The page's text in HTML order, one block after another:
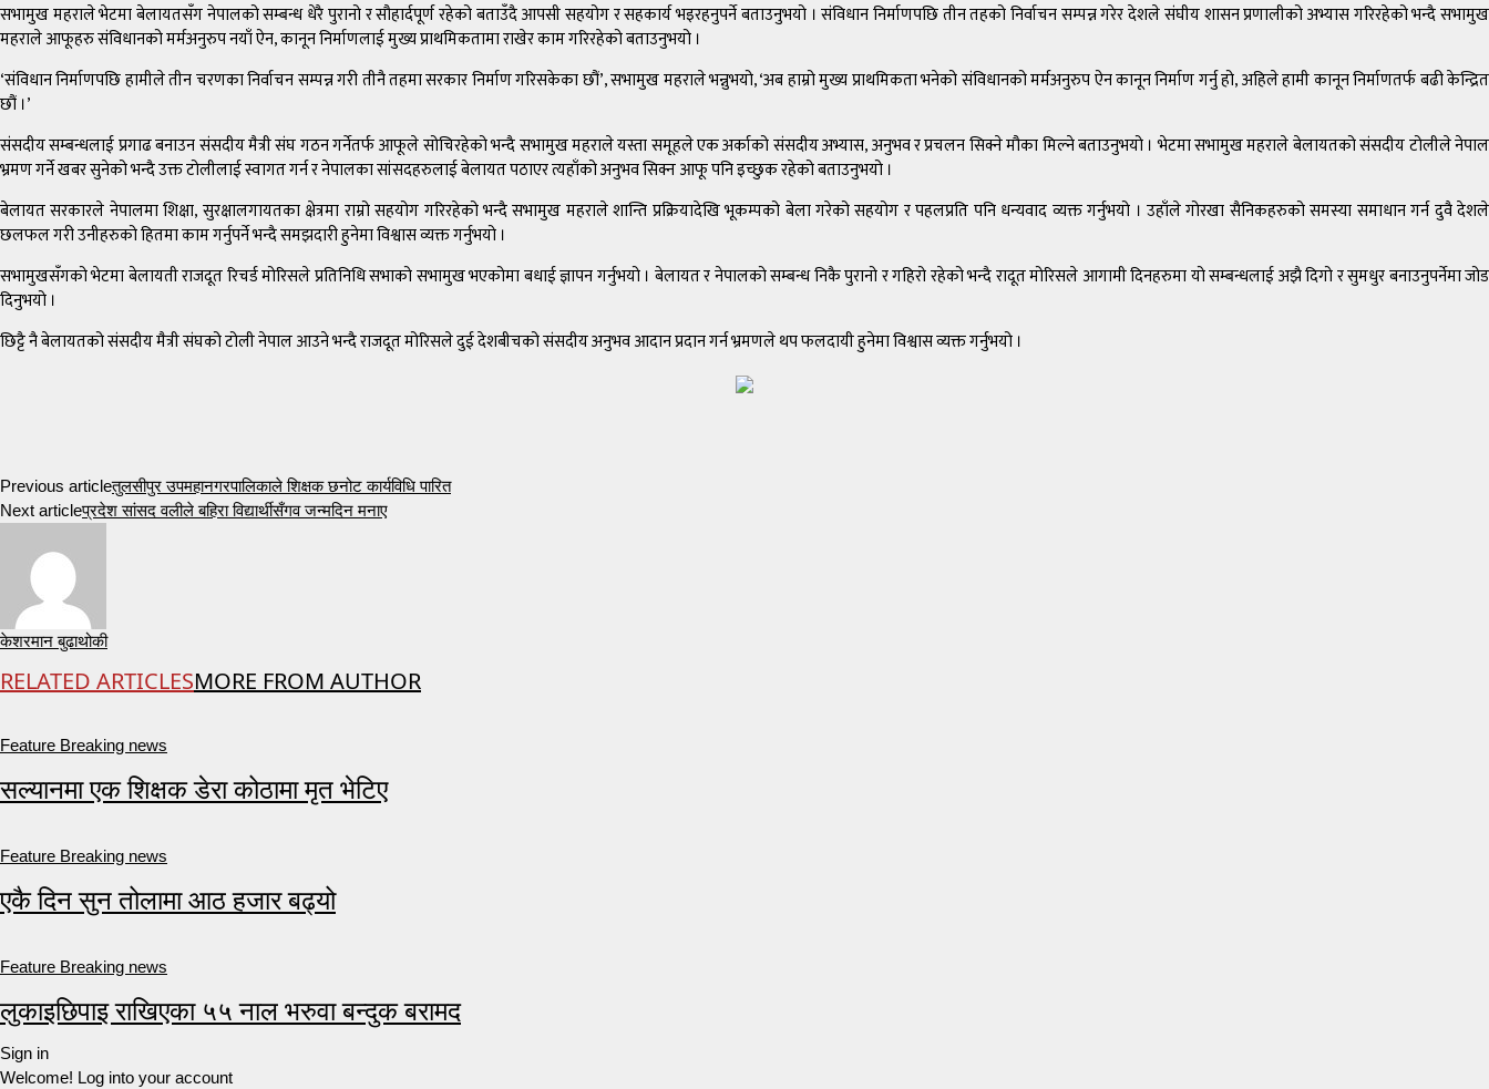
सभामुख महराले भेटमा बेलायतसँग नेपालको सम्बन्ध धेरै पुरानो र सौहार्दपूर्ण रहेको बताउँदै आपसी सहयोग र सहकार्य भइरहनुपर्ने बताउनुभयो । संविधान निर्माणपछि तीन तहको निर्वाचन सम्पन्न गरेर देशले संघीय शासन प्रणालीको अभ्यास गरिरहेको भन्दै सभामुख
महराले आफूहरु संविधानको मर्मअनुरुप नयाँ ऐन, कानून निर्माणलाई मुख्य प्राथमिकतामा राखेर काम गरिरहेको बताउनुभयो ।
‘संविधान निर्माणपछि हामीले तीन चरणका निर्वाचन सम्पन्न गरी तीनै तहमा सरकार निर्माण गरिसकेका छौं’, सभामुख महराले भन्नुभयो, ‘अब हाम्रो मुख्य प्राथमिकता भनेको संविधानको मर्मअनुरुप ऐन कानून निर्माण गर्नु हो, अहिले हामी कानून निर्माणतर्फ बढी केन्द्रित
छौं ।’
संसदीय सम्बन्धलाई प्रगाढ बनाउन संसदीय मैत्री संघ गठन गर्नेतर्फ आफूले सोचिरहेको भन्दै सभामुख महराले यस्ता समूहले एक अर्काको संसदीय अभ्यास, अनुभव र प्रचलन सिक्ने मौका मिल्ने बताउनुभयो । भेटमा सभामुख महराले बेलायतको संसदीय टोलीले नेपाल
भ्रमण गर्ने खबर सुनेको भन्दै उक्त टोलीलाई स्वागत गर्न र नेपालका सांसदहरुलाई बेलायत पठाएर त्यहाँको अनुभव सिक्न आफू पनि इच्छुक रहेको बताउनुभयो ।
बेलायत सरकारले नेपालमा शिक्षा, सुरक्षालगायतका क्षेत्रमा राम्रो सहयोग गरिरहेको भन्दै सभामुख महराले शान्ति प्रक्रियादेखि भूकम्पको बेला गरेको सहयोग र पहलप्रति पनि धन्यवाद व्यक्त गर्नुभयो । उहाँले गोरखा सैनिकहरुको समस्या समाधान गर्न दुवै देशले
छलफल गरी उनीहरुको हितमा काम गर्नुपर्ने भन्दै समझदारी हुनेमा विश्वास व्यक्त गर्नुभयो ।
सभामुखसँगको भेटमा बेलायती राजदूत रिचर्ड मोरिसले प्रतिनिधि सभाको सभामुख भएकोमा बधाई ज्ञापन गर्नुभयो । बेलायत र नेपालको सम्बन्ध निकै पुरानो र गहिरो रहेको भन्दै रादूत मोरिसले आगामी दिनहरुमा यो सम्बन्धलाई अझै दिगो र सुमधुर बनाउनुपर्नेमा जोड
दिनुभयो ।
छिट्टै नै बेलायतको संसदीय मैत्री संघको टोली नेपाल आउने भन्दै राजदूत मोरिसले दुई देशबीचको संसदीय अनुभव आदान प्रदान गर्न भ्रमणले थप फलदायी हुनेमा विश्वास व्यक्त गर्नुभयो ।
Previous articleतुलसीपुर उपमहानगरपालिकाले शिक्षक छनोट कार्यविधि पारित
Next articleप्रदेश सांसद वलीले बहिरा विद्यार्थीसँगव जन्मदिन मनाए
केशरमान बुढाथोकी
RELATED ARTICLESMORE FROM AUTHOR
Feature Breaking news
सल्यानमा एक शिक्षक डेरा कोठामा मृत भेटिए
Feature Breaking news
एकै दिन सुन तोलामा आठ हजार बढ्यो
Feature Breaking news
लुकाइछिपाइ राखिएका ५५ नाल भरुवा बन्दुक बरामद
Sign in
Welcome! Log into your account